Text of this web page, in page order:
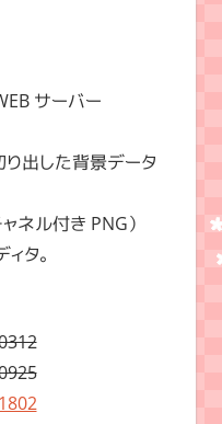
サーバー
り出した背景データ
ネル付き PNG）
タ。